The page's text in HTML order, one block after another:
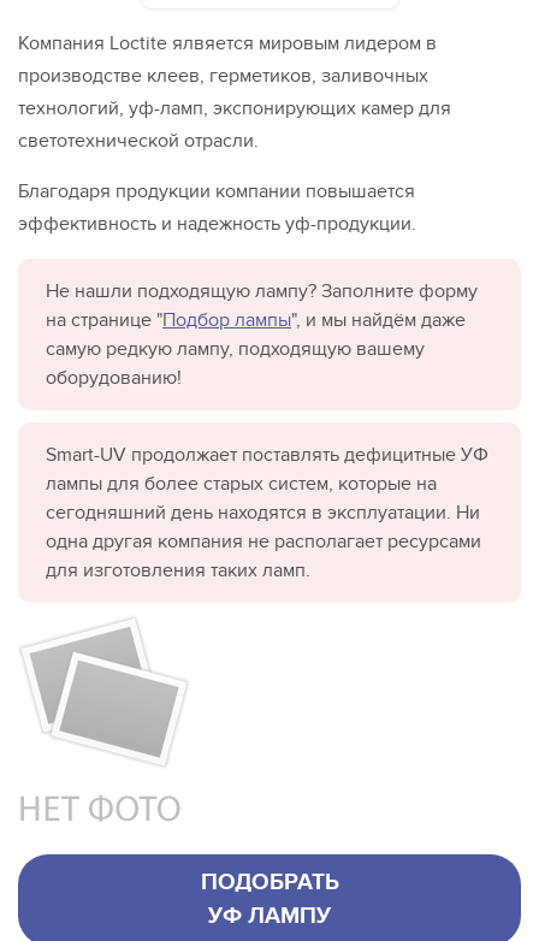
Компания Loctite ялвяется мировым лидером в
производстве клеев, герметиков, заливочных
технологий, уф-ламп, экспонирующих камер для
светотехнической отрасли.
Благодаря продукции компании повышается
эффективность и надежность уф-продукции.
Не нашли подходящую лампу? Заполните форму
на странице "Подбор лампы", и мы найдём даже
самую редкую лампу, подходящую вашему
оборудованию!
Smart-UV продолжает поставлять дефицитные УФ
лампы для более старых систем, которые на
сегодняшний день находятся в эксплуатации. Ни
одна другая компания не располагает ресурсами
для изготовления таких ламп.
ПОДОБРАТЬ
УФ ЛАМПУ